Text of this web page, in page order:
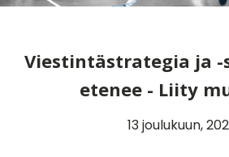
Viestintästrategia ja
etenee - Liity
13 joulukuun,